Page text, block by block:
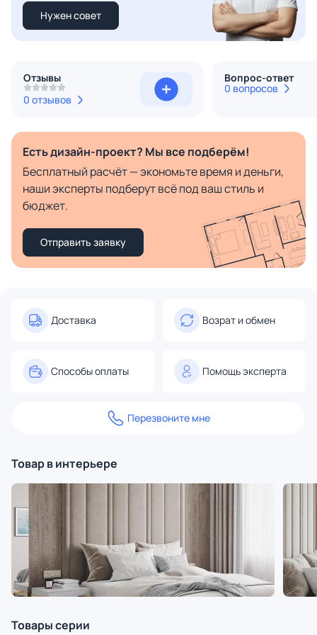
Нужен совет
Отзывы
0 отзывов
Вопрос-ответ
0 вопросов
Есть дизайн-проект? Мы все подберём!
Бесплатный расчёт — экономьте время и деньги,
наши эксперты подберут всё под ваш стиль и
бюджет.
Отправить заявку
Доставка Возрат и обмен
Способы оплаты Помощь эксперта
Перезвоните мне
Товар в интерьере
Товары серии